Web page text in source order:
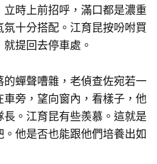
時上前招呼，滿口都是濃重
十分搭配。江育昆按吩咐買
提回去停車處。
蟬聲嘈雜，老偵查佐宛若一
旁，望向窗內，看樣子，他
。江育昆有些羨慕。這就是
他是否也能跟他們培養出如